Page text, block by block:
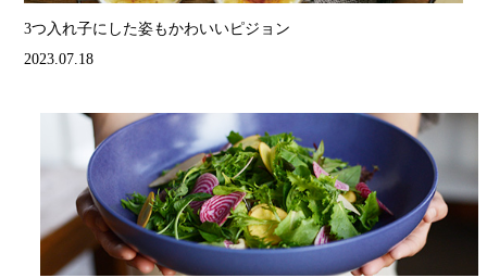
3つ入れ子にした姿もかわいいピジョン
2023.07.18